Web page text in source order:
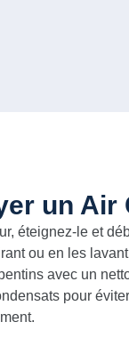
un Air
éteignez-le et
ou en les
avec un
pour